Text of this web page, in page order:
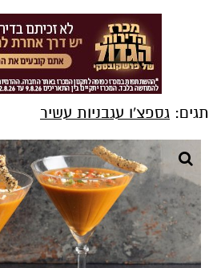
תגים: גספצ'ו עגבניות עשיר